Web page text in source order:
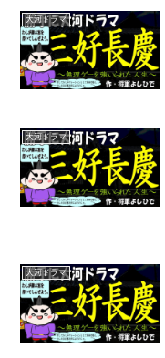
大河ドラマ
大河ドラマ
大河ドラマ